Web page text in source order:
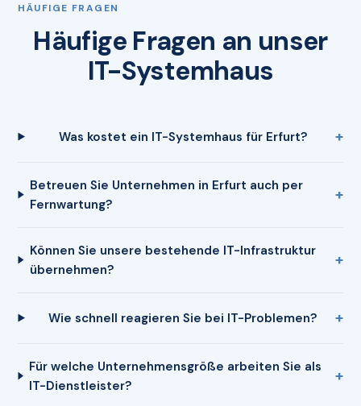
HÄUFIGE FRAGEN
Häufige Fragen an unser
IT-Systemhaus
Was kostet ein IT-Systemhaus für Erfurt?
Betreuen Sie Unternehmen in Erfurt auch per
Fernwartung?
Können Sie unsere bestehende IT-Infrastruktur
übernehmen?
Wie schnell reagieren Sie bei IT-Problemen?
Für welche Unternehmensgröße arbeiten Sie als
IT-Dienstleister?